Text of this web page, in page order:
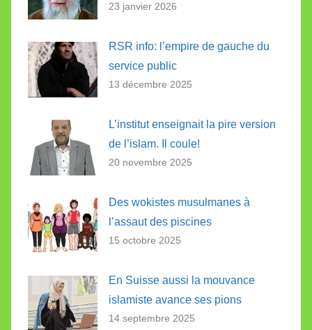
23 janvier 2026
RSR info: l’empire de gauche du
service public
13 décembre 2025
L’institut enseignait la pire version
de l’islam. Il coule!
20 novembre 2025
Des wokistes musulmanes à
l’assaut des piscines
15 octobre 2025
En Suisse aussi la mouvance
islamiste avance ses pions
14 septembre 2025